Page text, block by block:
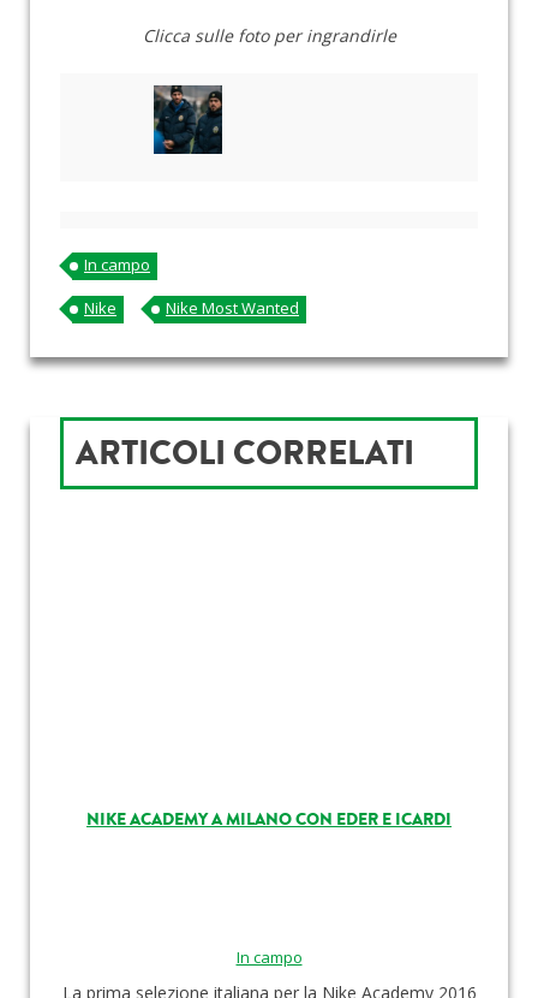
Clicca sulle foto per ingrandirle
In campo
Nike
Nike Most Wanted
ARTICOLI CORRELATI
NIKE ACADEMY A MILANO CON EDER E ICARDI
In campo
La prima selezione italiana per la Nike Academy 2016